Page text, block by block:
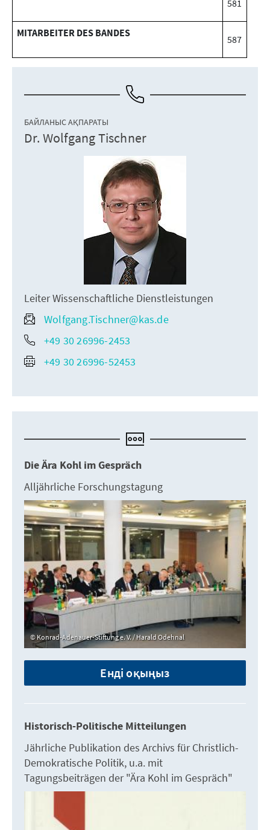
581
MITARBEITER DES BANDES 587
БАЙЛАНЫС АҚПАРАТЫ
Dr. Wolfgang Tischner
Leiter Wissenschaftliche Dienstleistungen
Wolfgang.Tischner@kas.de
+49 30 26996-2453
+49 30 26996-52453
Die Ära Kohl im Gespräch
Alljährliche Forschungstagung
Konrad-Adenauer-Stiftung e. V. / Harald Odehnal
Енді оқыңыз
Historisch-Politische Mitteilungen
Jährliche Publikation des Archivs für Christlich-
Demokratische Politik, u.a. mit
Tagungsbeiträgen der "Ära Kohl im Gespräch"